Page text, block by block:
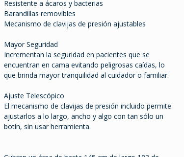
Resistente a ácaros y bacterias
Barandillas removibles
Mecanismo de clavijas de presión ajustables
Mayor Seguridad
Incrementan la seguridad en pacientes que se
encuentran en cama evitando peligrosas caídas, lo
que brinda mayor tranquilidad al cuidador o familiar.
Ajuste Telescópico
El mecanismo de clavijas de presión incluido permite
ajustarlos a lo largo, ancho y algo con tan sólo un
botín, sin usar herramienta.